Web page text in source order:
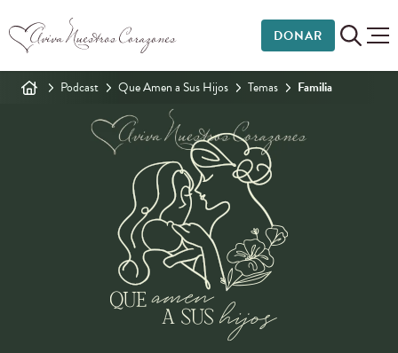
DONAR
Podcast Que Amen a Sus Hijos Temas Familia